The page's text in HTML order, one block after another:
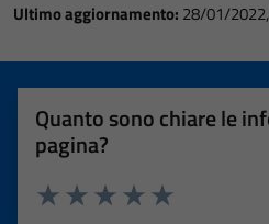
Ultimo aggiornamento: 28/01/
Quanto sono chiare le
pagina?